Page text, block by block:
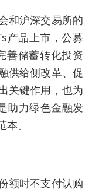
和沪深交易所的
产品上市，公募
善储蓄转化投资
供给侧改革、促
关键作用，也为
助力绿色金融发
。
额时不支付认购